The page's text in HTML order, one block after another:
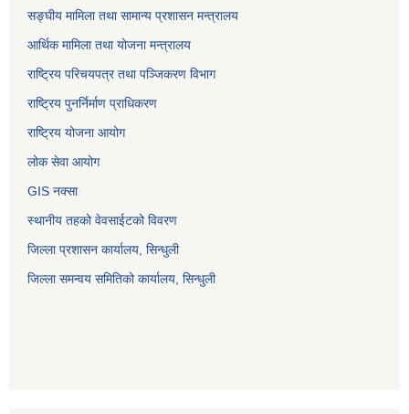
सङ्घीय मामिला तथा सामान्य प्रशासन मन्त्रालय
आर्थिक मामिला तथा योजना मन्त्रालय
राष्ट्रिय परिचयपत्र तथा पञ्जिकरण विभाग
राष्ट्रिय पुनर्निर्माण प्राधिकरण
राष्ट्रिय योजना आयोग
लोक सेवा आयोग
GIS नक्सा
स्थानीय तहको वेवसाईटको विवरण
जिल्ला प्रशासन कार्यालय, सिन्धुली
जिल्ला समन्वय समितिको कार्यालय, सिन्धुली